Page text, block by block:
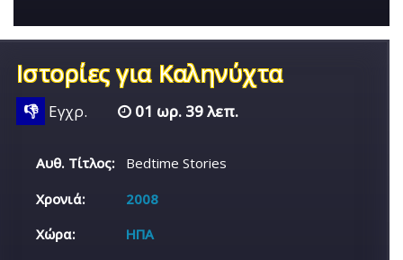
Ιστορίες για Καληνύχτα
👎 Εγχρ. 01 ωρ. 39 λεπ.
Αυθ. Τίτλος:
Bedtime Stories
Χρονιά:
2008
Χώρα:
ΗΠΑ